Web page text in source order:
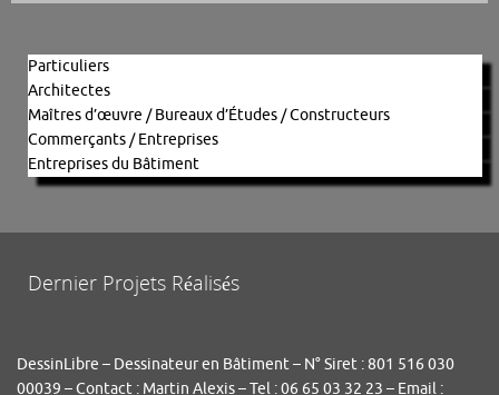
Particuliers
Architectes
Maîtres d’œuvre / Bureaux d’Études / Constructeurs
Commerçants / Entreprises
Entreprises du Bâtiment
Dernier Projets Réalisés
DessinLibre – Dessinateur en Bâtiment – N° Siret : 801 516 030
00039 – Contact : Martin Alexis – Tel : 06 65 03 32 23 – Email :